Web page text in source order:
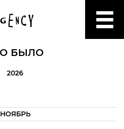
БЫЛО
2026
НОЯБРЬ